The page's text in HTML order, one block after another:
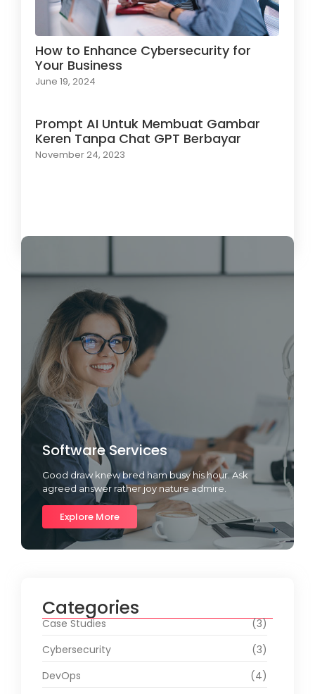
How to Enhance Cybersecurity for
Your Business
June 19, 2024
Prompt AI Untuk Membuat Gambar
Keren Tanpa Chat GPT Berbayar
November 24, 2023
Software Services
Good draw knew bred ham busy his hour. Ask
agreed answer rather joy nature admire.
Explore More
Categories
Case Studies
(3)
Cybersecurity
(3)
DevOps
(4)